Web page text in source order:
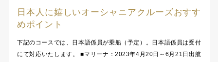
日本人に嬉しいオーシャニアクルーズおすす
めポイント
下記のコースでは、日本語係員が乗船（予定）。日本語係員は受付
にて対応いたします。 ■マリーナ：2023年4月20日～6月21日出航